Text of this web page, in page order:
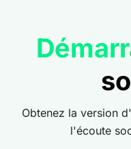
Obtenez la version
l'écoute